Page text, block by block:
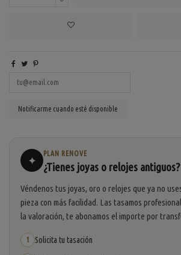
✦
PLAN RENOVE
¿Tienes joyas o relojes antiguos?
Véndenos tus joyas, oro o relojes que ya no
pieza con más facilidad. Las tasamos
la valoración, te abonamos el importe por
1 Solicita tu tasación